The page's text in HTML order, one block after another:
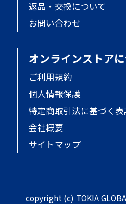
返品・交換について
お問い合わせ
オンラインストア
ご利用規約
個人情報保護
特定商取引法に基づく表
会社概要
サイトマップ
copyright (c) TOKIA